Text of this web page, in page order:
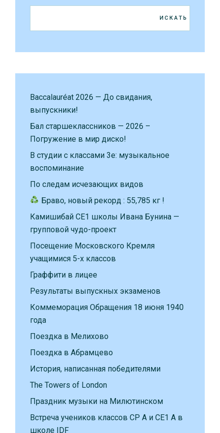
ИСКАТЬ
Baccalauréat 2026 — До свидания,
выпускники!
Бал старшеклассников — 2026 –
Погружение в мир диско!
В студии с классами 3е: музыкальное
воспоминание
По следам исчезающих видов
Браво, новый рекорд : 55,785 кг !
Камишибай CE1 школы Ивана Бунина —
групповой чудо-проект
Посещение Московского Кремля
учащимися 5-х классов
Граффити в лицее
Результаты выпускных экзаменов
Коммеморация Обращения 18 июня 1940
года
Поездка в Мелихово
Поездка в Абрамцево
История, написанная победителями
The Towers of London
Праздник музыки на Милютинском
Встреча учеников классов CP A и CE1 A в
школе IDF